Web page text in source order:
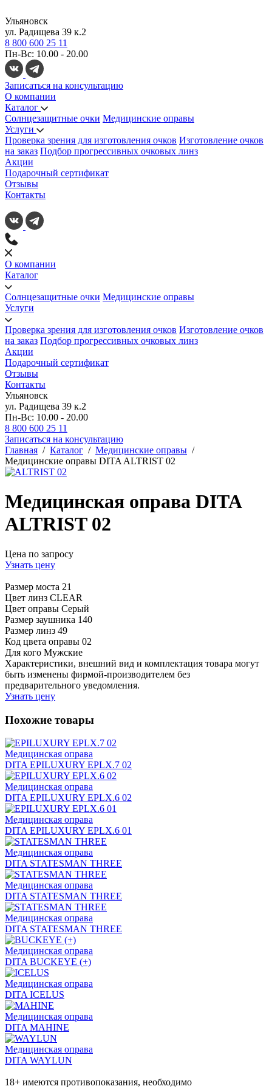
Ульяновск
ул. Радищева 39 к.2
8 800 600 25 11
Пн-Вс: 10.00 - 20.00
Записаться на консультацию
О компании
Каталог
Солнцезащитные очки Медицинские оправы
Услуги
Проверка зрения для изготовления очков Изготовление очков
на заказ Подбор прогрессивных очковых линз
Акции
Подарочный сертификат
Отзывы
Контакты
О компании
Каталог
Солнцезащитные очки Медицинские оправы
Услуги
Проверка зрения для изготовления очков Изготовление очков
на заказ Подбор прогрессивных очковых линз
Акции
Подарочный сертификат
Отзывы
Контакты
Ульяновск
ул. Радищева 39 к.2
Пн-Вс: 10.00 - 20.00
8 800 600 25 11
Записаться на консультацию
Главная / Каталог / Медицинские оправы /
Медицинские оправы DITA ALTRIST 02
Медицинская оправа DITA
ALTRIST 02
Цена по запросу
Узнать цену
Размер моста 21
Цвет линз CLEAR
Цвет оправы Серый
Размер заушника 140
Размер линз 49
Код цвета оправы 02
Для кого Мужские
Характеристики, внешний вид и комплектация товара могут
быть изменены фирмой-производителем без
предварительного уведомления.
Узнать цену
Похожие товары
Медицинская оправа
DITA EPILUXURY EPLX.7 02
Медицинская оправа
DITA EPILUXURY EPLX.6 02
Медицинская оправа
DITA EPILUXURY EPLX.6 01
Медицинская оправа
DITA STATESMAN THREE
Медицинская оправа
DITA STATESMAN THREE
Медицинская оправа
DITA STATESMAN THREE
Медицинская оправа
DITA BUCKEYE (+)
Медицинская оправа
DITA ICELUS
Медицинская оправа
DITA MAHINE
Медицинская оправа
DITA WAYLUN
18+ имеются противопоказания, необходимо